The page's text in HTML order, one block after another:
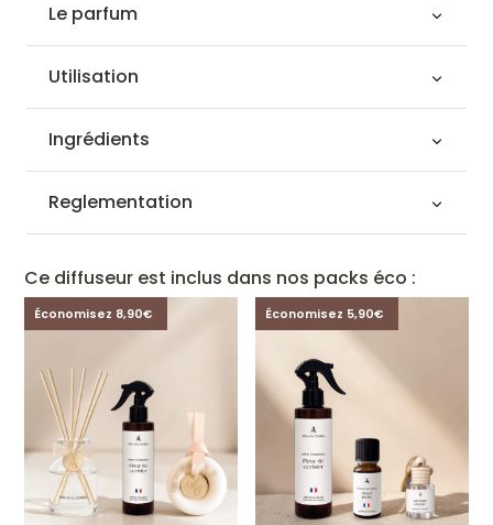
Le parfum
Utilisation
Ingrédients
Reglementation
Ce diffuseur est inclus dans nos packs éco :
Économisez 8,90€ Économisez 5,90€